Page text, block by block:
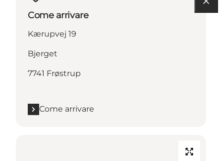
Come arrivare
Kærupvej 19
Bjerget
7741 Frøstrup
Come arrivare